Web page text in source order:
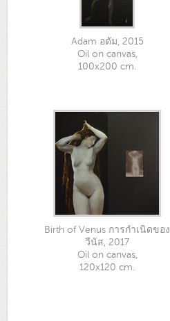
Adam อดัม, 2015
Oil on canvas,
100x200 cm.
Birth of Venus การกำเนิดของ
วีนัส, 2017
Oil on canvas,
120x120 cm.